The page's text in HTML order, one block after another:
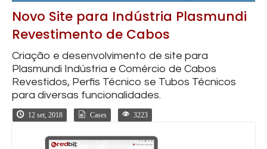
Novo Site para Indústria Plasmundi
Revestimento de Cabos
Criação e desenvolvimento de site para
Plasmundi Indústria e Comércio de Cabos
Revestidos, Perfis Técnico se Tubos Técnicos
para diversas funcionalidades.
12 set, 2018 Cases 3223